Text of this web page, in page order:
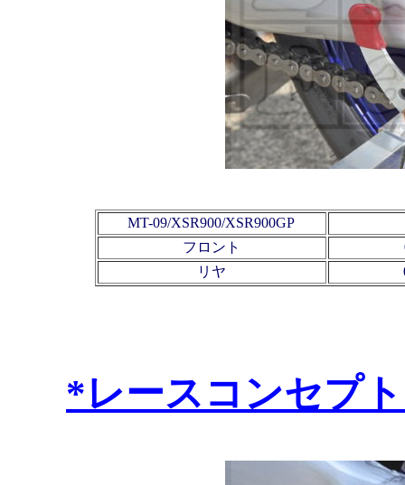
MT-09/XSR900/XSR900GP
フロント
リヤ
*レースコンセプ